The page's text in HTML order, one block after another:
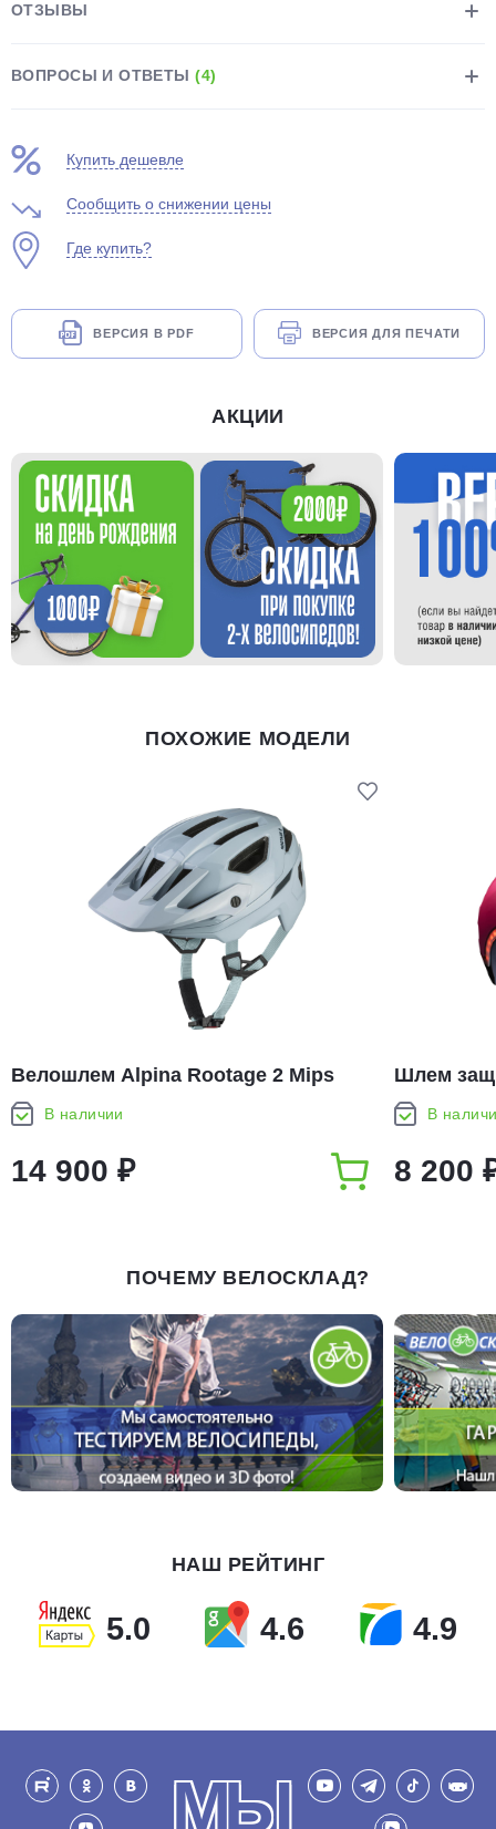
ОТЗЫВЫ
ВОПРОСЫ И ОТВЕТЫ(4)
Купить дешевле
Сообщить о снижении цены
Где купить?
ВЕРСИЯ В PDF ВЕРСИЯ ДЛЯ ПЕЧАТИ
АКЦИИ
ПОХОЖИЕ МОДЕЛИ
Велошлем Alpina Rootage 2 Mips
Turmaline Blue Gloss
В наличии
14 900 ₽
Шлем
Cabernet
В
8 200
ПОЧЕМУ ВЕЛОСКЛАД?
НАШ РЕЙТИНГ
5.0 4.6 4.9
МЫ